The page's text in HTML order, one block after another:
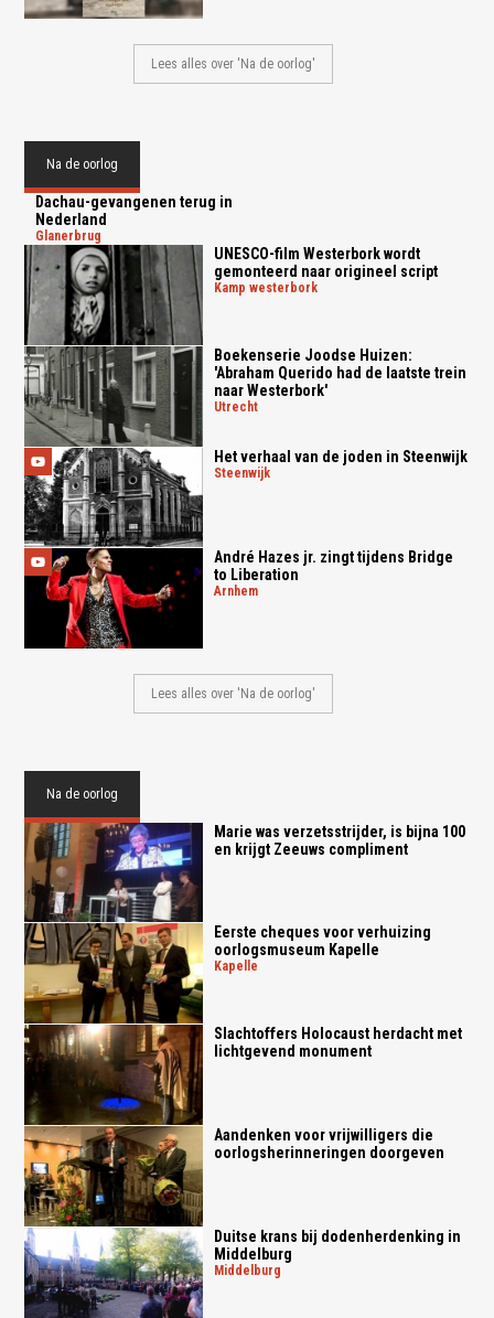
Lees alles over 'Na de oorlog'
Na de oorlog
Dachau-gevangenen terug in
Nederland
glanerbrug
UNESCO-film Westerbork wordt
gemonteerd naar origineel script
kamp westerbork
Boekenserie Joodse Huizen:
'Abraham Querido had de laatste trein
naar Westerbork'
utrecht
Het verhaal van de joden in Steenwijk
steenwijk
André Hazes jr. zingt tijdens Bridge
to Liberation
arnhem
Lees alles over 'Na de oorlog'
Na de oorlog
Marie was verzetsstrijder, is bijna 100
en krijgt Zeeuws compliment
Eerste cheques voor verhuizing
oorlogsmuseum Kapelle
kapelle
Slachtoffers Holocaust herdacht met
lichtgevend monument
Aandenken voor vrijwilligers die
oorlogsherinneringen doorgeven
Duitse krans bij dodenherdenking in
Middelburg
middelburg